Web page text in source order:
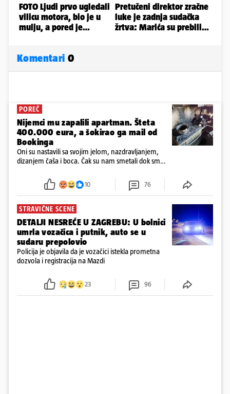
Komentari 0
POREČ
Nijemci mu zapalili apartman. Šteta
400.000 eura, a šokirao ga mail od
Bookinga
Oni su nastavili sa svojim jelom, nazdravljanjem,
dizanjem čaša i boca. Čak su nam smetali dok smo
požar, rekao je vlasnik
10 76
STRAVIČNE SCENE
DETALJI NESREĆE U ZAGREBU: U bolnici
umrla vozačica i putnik, auto se u
sudaru prepolovio
Policija je objavila da je vozačici istekla prometna
dozvola i registracija na Mazdi
23 96